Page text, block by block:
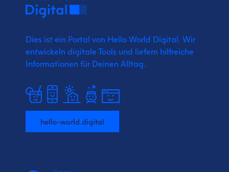
Dies ist ein Portal von Hello World Digital. Wir
entwickeln digitale Tools und liefern hilfreiche
Informationen für Deinen Alltag.
hello-world.digital